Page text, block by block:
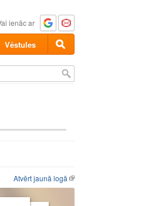
ienāc ar
Vēstules
Atvērt jaunā logā